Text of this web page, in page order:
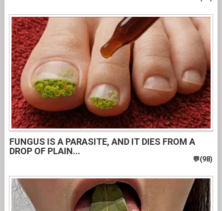
FUNGUS IS A PARASITE, AND IT DIES FROM A
DROP OF PLAIN...